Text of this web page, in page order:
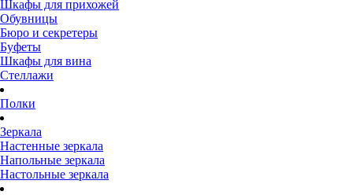
Шкафы для прихожей
Обувницы
Бюро и секретеры
Буфеты
Шкафы для вина
Стеллажи
Полки
Зеркала
Настенные зеркала
Напольные зеркала
Настольные зеркала